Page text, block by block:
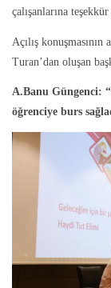
çalışanlarına
Açılış
Turan’dan oluşan
A.Banu Güngenci:
öğrenciye burs